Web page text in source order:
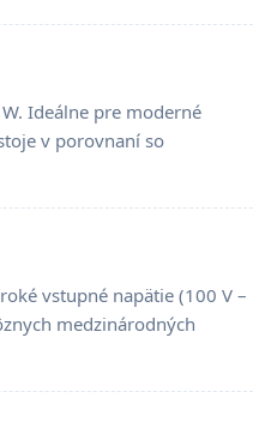
Ideálne pre moderné
v porovnaní so
vstupné napätie (100 V –
medzinárodných